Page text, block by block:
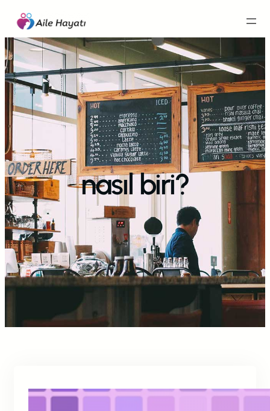
İçeriğe
geç
nasıl biri?